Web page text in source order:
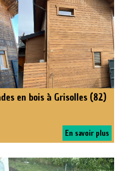
en bois à Grisolles (82)
En savoir plus